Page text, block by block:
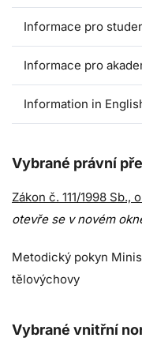
Informace pro
Informace pro
Information in
Vybrané právní
Zákon č. 111/1998 Sb.,
otevře se v novém
Metodický pokyn
tělovýchovy
Vybrané vnitřní